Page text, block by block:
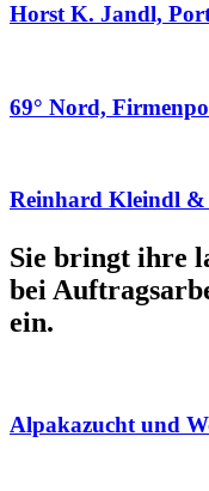
Horst K. Jandl,
69° Nord,
Reinhard Kleindl &
Sie bringt ihre
bei
ein.
Alpakazucht und